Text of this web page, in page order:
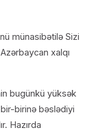
münasibətilə Sizi
xalqı
bugünkü yüksək
birinə bəslədiyi
Hazırda